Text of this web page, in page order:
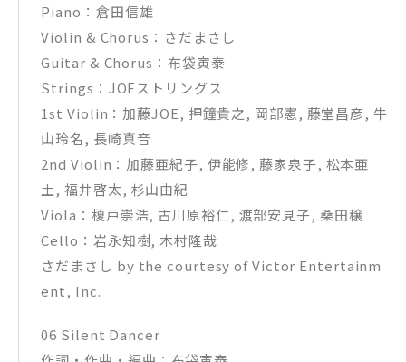
Piano：倉田信雄
Violin & Chorus：さだまさし
Guitar & Chorus：布袋寅泰
Strings：JOEストリングス
1st Violin：加藤JOE, 押鐘貴之, 岡部憲, 藤堂昌彦, 牛
山玲名, 長崎真音
2nd Violin：加藤亜紀子, 伊能修, 藤家泉子, 松本亜
土, 福井啓太, 杉山由紀
Viola：榎戸崇浩, 古川原裕仁, 渡部安見子, 桑田穣
Cello：岩永知樹, 木村隆哉
さだまさし by the courtesy of Victor Entertainm
ent, Inc.
06 Silent Dancer